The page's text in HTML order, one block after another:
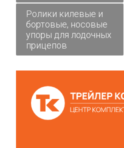
Ролики килевые и
бортовые, носовые
упоры для лодочных
прицепов